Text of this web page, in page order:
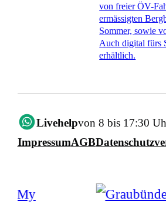
von freier ÖV-
ermässigten
Sommer, sowie
Auch digital fürs
erhältlich.
Livehelpvon 8 bis 17:30
ImpressumAGB